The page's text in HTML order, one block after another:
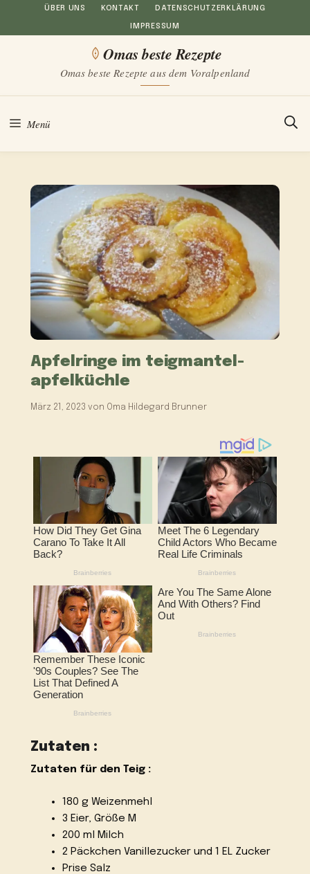
Inhalt
ÜBER UNS KONTAKT DATENSCHUTZERKLÄRUNG
IMPRESSUM
Omas beste Rezepte
Omas beste Rezepte aus dem Voralpenland
Menü
Apfelringe im teigmantel-
apfelküchle
März 21, 2023 von Oma Hildegard Brunner
Zutaten :
Zutaten für den Teig :
180 g Weizenmehl
3 Eier, Größe M
200 ml Milch
2 Päckchen Vanillezucker und 1 EL Zucker
Prise Salz